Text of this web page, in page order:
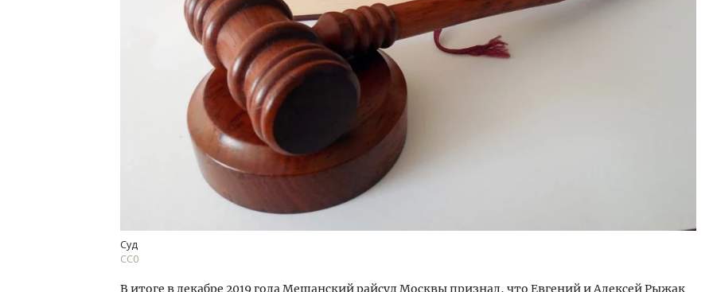
Суд
СС0
В итоге в декабре 2019 года Мещанский райсуд Москвы признал, что Евгений и Алексей Рыжак